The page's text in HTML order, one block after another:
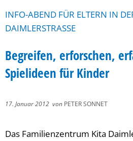
INFO-ABEND FÜR ELTERN IN
DAIMLERSTRASSE
Begreifen, erforschen,
Spielideen für Kinder
17. Januar 2012 von PETER SONNET
Das Familienzentrum Kita